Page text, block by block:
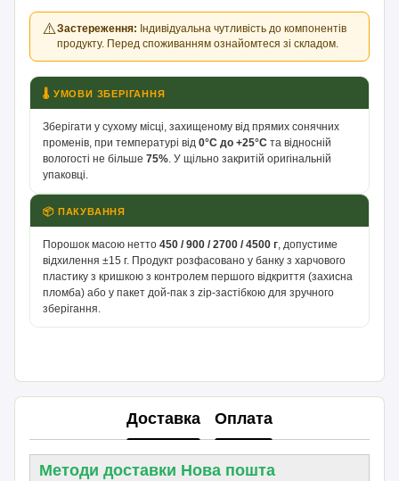
⚠️Застереження: Індивідуальна чутливість до компонентів
продукту. Перед споживанням ознайомтеся зі складом.
🌡 УМОВИ ЗБЕРІГАННЯ
Зберігати у сухому місці, захищеному від прямих сонячних
променів, при температурі від0°С до +25°С та відносній
вологості не більше75% . У щільно закритій оригінальній
упаковці.
📦 ПАКУВАННЯ
Порошок масою нетто450 / 900 / 2700 / 4500 г , допустиме
відхилення ±15 г. Продукт розфасовано у банку з харчового
пластику з кришкою з контролем першого відкриття (захисна
пломба) або у пакет дой-пак з zip-застібкою для зручного
зберігання.
Доставка Оплата
Методи доставки Нова пошта